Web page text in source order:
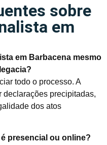
sobre
em
em Barbacena mesmo
todo o processo. A
declarações precipitadas,
dos atos
presencial ou online?